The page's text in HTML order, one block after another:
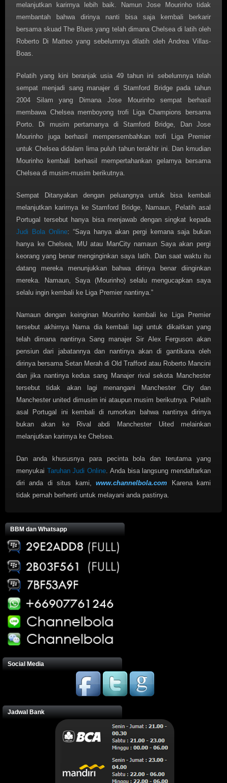
melanjutkan karirnya lebih baik. Namun Jose Mourinho tidak
membantah bahwa dirinya nanti bisa saja kembali berkarir
bersama skuad The Blues yang telah dimana Chelsea di latih oleh
Roberto Di Matteo yang sebelumnya dilatih oleh Andrea Villas-
Boas.
Pelatih yang kini beranjak usia 49 tahun ini sebelumnya telah
sempat menjadi sang manajer di Stamford Bridge pada tahun
2004 Silam yang Dimana Jose Mourinho sempat berhasil
membawa Chelsea memboyong trofi Liga Champions bersama
Porto. Di musim pertamanya di Stamford Bridge, Dan Jose
Mourinho juga berhasil mempersembahkan trofi Liga Premier
untuk Chelsea didalam lima puluh tahun terakhir ini. Dan kmudian
Mourinho kembali berhasil mempertahankan gelarnya bersama
Chelsea di musim-musim berikutnya.
Sempat Ditanyakan dengan peluangnya untuk bisa kembali
melanjutkan karirnya ke Stamford Bridge, Namaun, Pelatih asal
Portugal tersebut hanya bisa menjawab dengan singkat kepada
Judi Bola Online: “Saya hanya akan pergi kemana saja bukan
hanya ke Chelsea, MU atau ManCity namaun Saya akan pergi
keorang yang benar menginginkan saya latih. Dan saat waktu itu
datang mereka menunjukkan bahwa dirinya benar diinginkan
mereka. Namaun, Saya (Mourinho) selalu mengucapkan saya
selalu ingin kembali ke Liga Premier nantinya.”
Namaun dengan keinginan Mourinho kembali ke Liga Premier
tersebut akhirnya Nama dia kembali lagi untuk dikaitkan yang
telah dimana nantinya Sang manajer Sir Alex Ferguson akan
pensiun dari jabatannya dan nantinya akan di gantikana oleh
dirinya bersama Setan Merah di Old Trafford atau Roberto Mancini
dan jika nantinya kedua sang Manajer rival sekota Manchester
tersebut tidak akan lagi menangani Manchester City dan
Manchester united dimusim ini ataupun musim berikutnya. Pelatih
asal Portugal ini kembali di rumorkan bahwa nantinya dirinya
bukan akan ke Rival abdi Manchester Uited melainkan
melanjutkan karirnya ke Chelsea.
Dan anda khususnya para pecinta bola dan terutama yang
menyukai Taruhan Judi Online . Anda bisa langsung mendaftarkan
diri anda di situs kami,www.channelbola.com Karena kami
tidak pernah berhenti untuk melayani anda pastinya.
BBM dan Whatsapp
Social Media
Jadwal Bank